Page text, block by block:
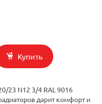
Купить
23 N12 3/4 RAL 9016
дарит комфорт и